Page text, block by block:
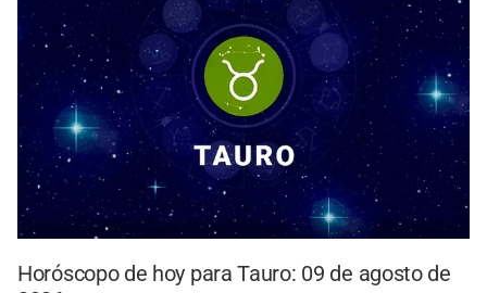
Horóscopo de hoy para Tauro: 09 de agosto de